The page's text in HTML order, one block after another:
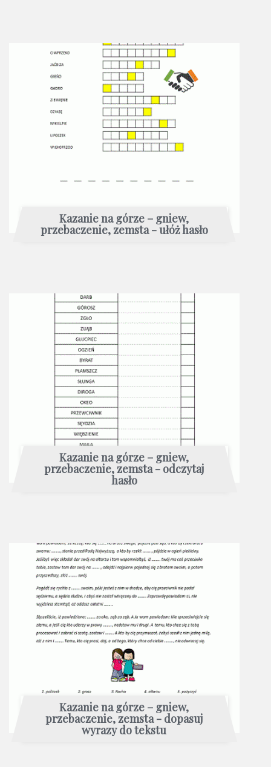
Kazanie na górze – gniew,
przebaczenie, zemsta - ułóż hasło
Kazanie na górze – gniew,
przebaczenie, zemsta - odczytaj
hasło
Kazanie na górze – gniew,
przebaczenie, zemsta - dopasuj
wyrazy do tekstu